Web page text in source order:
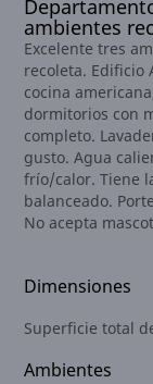
ambientes
Excelente tres
recoleta. Edificio
cocina
dormitorios con
completo.
gusto. Agua
frío/calor. Tiene
balanceado.
No acepta
Dimensiones
Superficie total
Ambientes